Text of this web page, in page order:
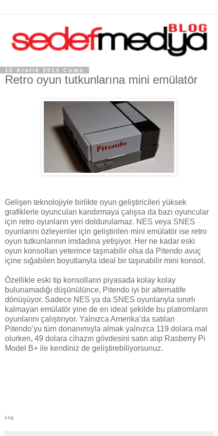
12 Aralık 2014 Cuma
Retro oyun tutkunlarına mini emülatör
Gelişen teknolojiyle birlikte oyun geliştiricileri yüksek
grafiklerle oyuncuları kandırmaya çalışsa da bazı oyuncular
için retro oyunların yeri doldurulamaz. NES veya SNES
oyunlarını özleyenler için geliştirilen mini emülatör ise retro
oyun tutkunlarının imdadına yetişiyor. Her ne kadar eski
oyun konsolları yeterince taşınabilir olsa da Pitendo avuç
içine sığabilen boyutlarıyla ideal bir taşınabilir mini konsol.
Özellikle eski tip konsolların piyasada kolay kolay
bulunamadığı düşünülünce, Pitendo iyi bir alternatife
dönüşüyor. Sadece NES ya da SNES oyunlarıyla sınırlı
kalmayan emülatör yine de en ideal şekilde bu platromların
oyunlarını çalıştırıyor. Yalnızca Amerika’da satılan
Pitendo’yu tüm donanımıyla almak yalnızca 119 dolara mal
olurken, 49 dolara cihazın gövdesini satın alıp Rasberry Pi
Model B+ ile kendiniz de geliştirebiliyorsunuz.
Log